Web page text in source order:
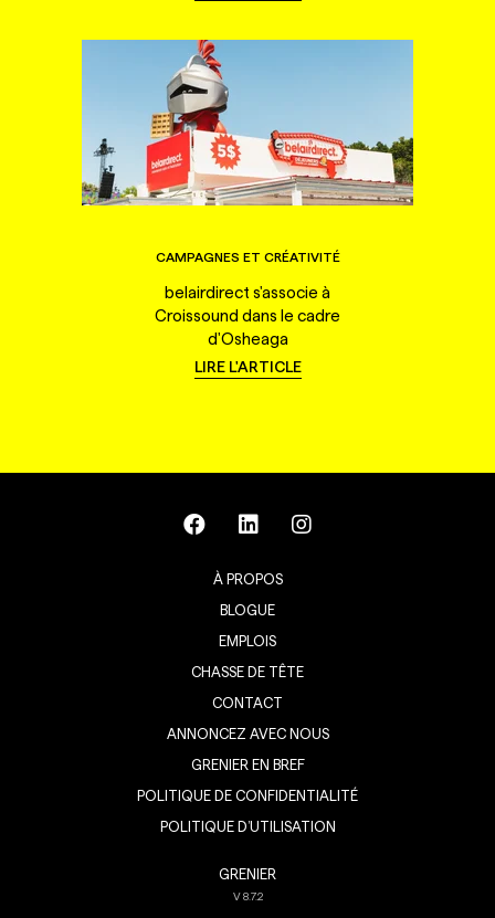
CAMPAGNES ET CRÉATIVITÉ
belairdirect s'associe à
Croissound dans le cadre
d'Osheaga
LIRE L'ARTICLE
À PROPOS
BLOGUE
EMPLOIS
CHASSE DE TÊTE
CONTACT
ANNONCEZ AVEC NOUS
GRENIER EN BREF
POLITIQUE DE CONFIDENTIALITÉ
POLITIQUE D’UTILISATION
GRENIER
V8.7.2